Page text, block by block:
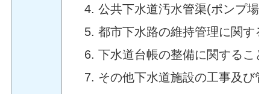
公共下水道汚水管渠(ポンプ場
都市下水路の維持管理に関す
下水道台帳の整備に関すること
その他下水道施設の工事及び